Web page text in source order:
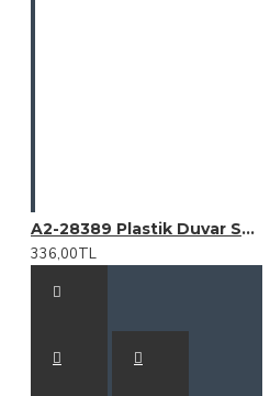
A2-28389 Plastik Duvar Saati
336,00TL